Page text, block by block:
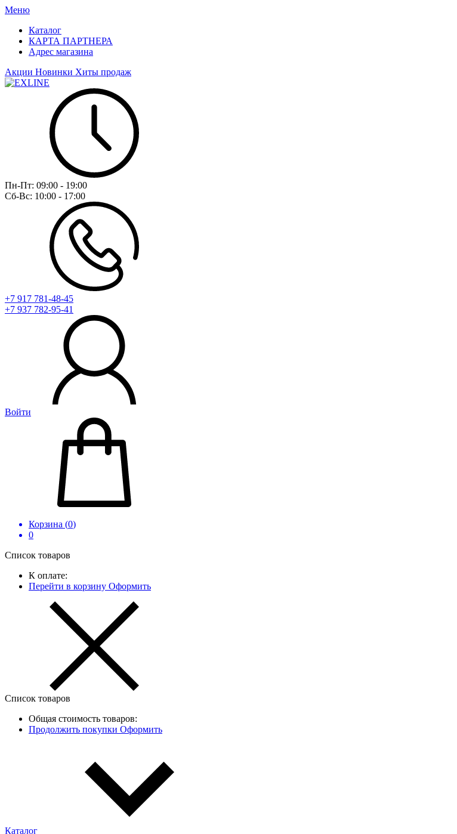
Меню
Каталог
КАРТА ПАРТНЕРА
Адрес магазина
Акции Новинки Хиты продаж
Пн-Пт: 09:00 - 19:00
Сб-Вс: 10:00 - 17:00
+7 917 781-48-45
+7 937 782-95-41
Войти
Корзина (0)
0
Список товаров
К оплате:
Перейти в корзину Оформить
Список товаров
Общая стоимость товаров:
Продолжить покупки Оформить
Каталог